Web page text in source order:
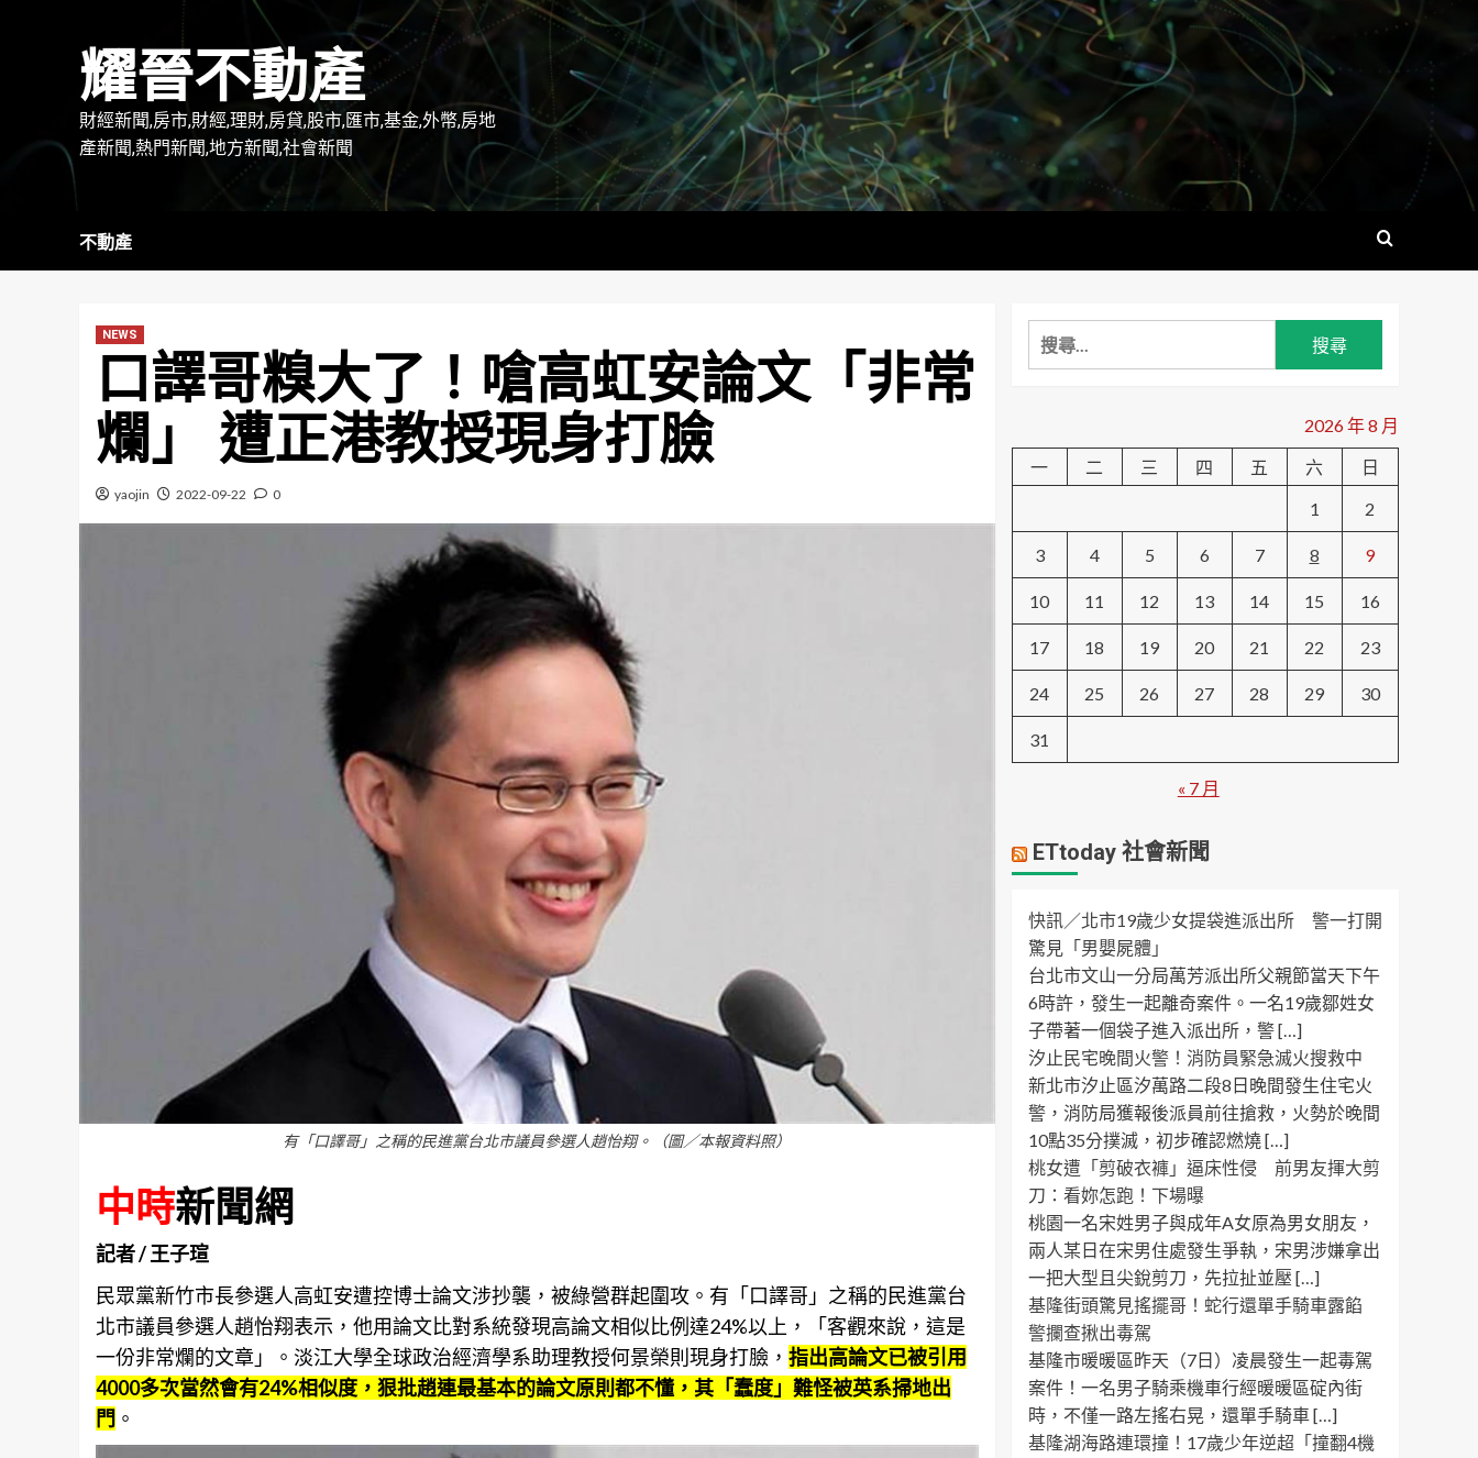
耀晉不動產
財經新聞,房市,財經,理財,房貸,股市,匯市,基金,外幣,房地
產新聞,熱門新聞,地方新聞,社會新聞
不動產
NEWS
口譯哥糗大了！嗆高虹安論文「非常
爛」 遭正港教授現身打臉
yaojin 2022-09-22 0
有「口譯哥」之稱的民進黨台北市議員參選人趙怡翔。（圖／本報資料照）
中時新聞網
記者 / 王子瑄
民眾黨新竹市長參選人高虹安遭控博士論文涉抄襲，被綠營群起圍攻。有「口譯哥」之稱的民進黨台
北市議員參選人趙怡翔表示，他用論文比對系統發現高論文相似比例達24%以上，「客觀來說，這是
一份非常爛的文章」。淡江大學全球政治經濟學系助理教授何景榮則現身打臉， 指出高論文已被引用
4000多次當然會有24%相似度，狠批趙連最基本的論文原則都不懂，其「蠢度」難怪被英系掃地出
門 。
搜
尋
字:
2026 年 8 月
一
二 三 四 五 六
日
1
2
3 4 5 6 7 8 9
10 11 12 13 14 15 16
17 18 19 20 21 22 23
24 25 26 27 28 29 30
31
« 7 月
ETtoday 社會新聞
快訊／北市19歲少女提袋進派出所 警一打開
驚見「男嬰屍體」
台北市文山一分局萬芳派出所父親節當天下午
6時許，發生一起離奇案件。一名19歲鄒姓女
子帶著一個袋子進入派出所，警 […]
汐止民宅晚間火警！消防員緊急滅火搜救中
新北市汐止區汐萬路二段8日晚間發生住宅火
警，消防局獲報後派員前往搶救，火勢於晚間
10點35分撲滅，初步確認燃燒 […]
桃女遭「剪破衣褲」逼床性侵 前男友揮大剪
刀：看妳怎跑！下場曝
桃園一名宋姓男子與成年A女原為男女朋友，
兩人某日在宋男住處發生爭執，宋男涉嫌拿出
一把大型且尖銳剪刀，先拉扯並壓 […]
基隆街頭驚見搖擺哥！蛇行還單手騎車露餡
警攔查揪出毒駕
基隆市暖暖區昨天（7日）凌晨發生一起毒駕
案件！一名男子騎乘機車行經暖暖區碇內街
時，不僅一路左搖右晃，還單手騎車 […]
基隆湖海路連環撞！17歲少年逆超「撞翻4機